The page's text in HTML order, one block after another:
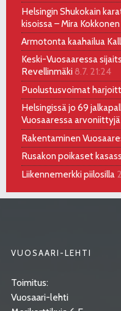
Helsingin Shukokain
kisoissa – Mira
Armotonta kaahailua
Keski-Vuosaaressa
Revellinmäki 8.7. 21:24
Puolustusvoimat
Helsingissä jo 69
Vuosaaressa arvoniittyjä
Rakentaminen
Rusakon poikaset
Liikennemerkki piilosilla
VUOSAARI-LEHTI
Toimitus:
Vuosaari-lehti